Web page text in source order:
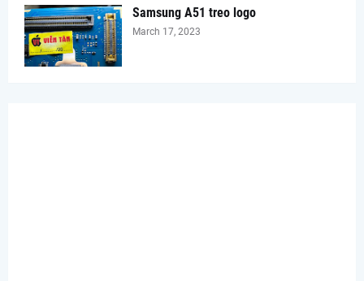
Samsung A51 treo logo
March 17, 2023